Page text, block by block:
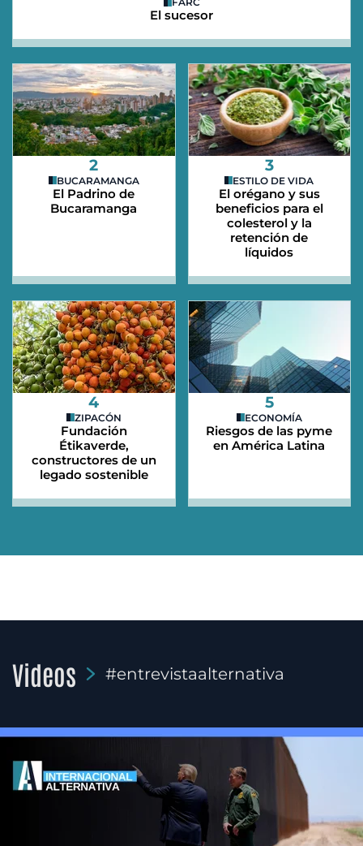
El sucesor
2
BUCARAMANGA
El Padrino de
Bucaramanga
3
ESTILO DE VIDA
El orégano y sus
beneficios para el
colesterol y la
retención de
líquidos
4
ZIPACÓN
Fundación
Étikaverde,
constructores de un
legado sostenible
5
ECONOMÍA
Riesgos de las pyme
en América Latina
Videos #entrevistaalternativa